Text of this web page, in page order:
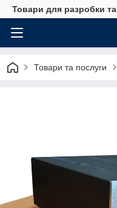
Товари для разробки
Товари та послуги